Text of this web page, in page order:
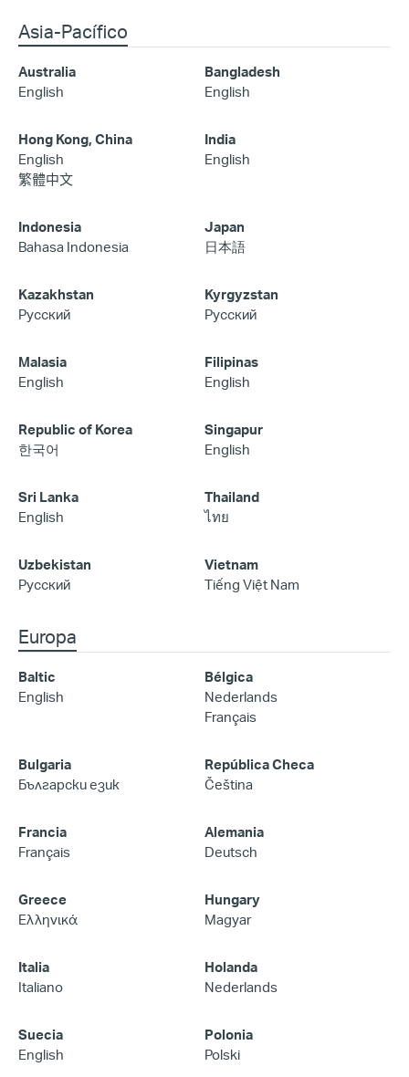
Asia-Pacífico
Australia
English
Bangladesh
English
Hong Kong, China
English
繁體中文
India
English
Indonesia
Bahasa Indonesia
Japan
日本語
Kazakhstan
Русский
Kyrgyzstan
Русский
Malasia
English
Filipinas
English
Republic of Korea
한국어
Singapur
English
Sri Lanka
English
Thailand
ไทย
Uzbekistan
Русский
Vietnam
Tiếng Việt Nam
Europa
Baltic
English
Bélgica
Nederlands
Français
Bulgaria
Български език
República Checa
Čeština
Francia
Français
Alemania
Deutsch
Greece
Ελληνικά
Hungary
Magyar
Italia
Italiano
Holanda
Nederlands
Suecia
English
Polonia
Polski